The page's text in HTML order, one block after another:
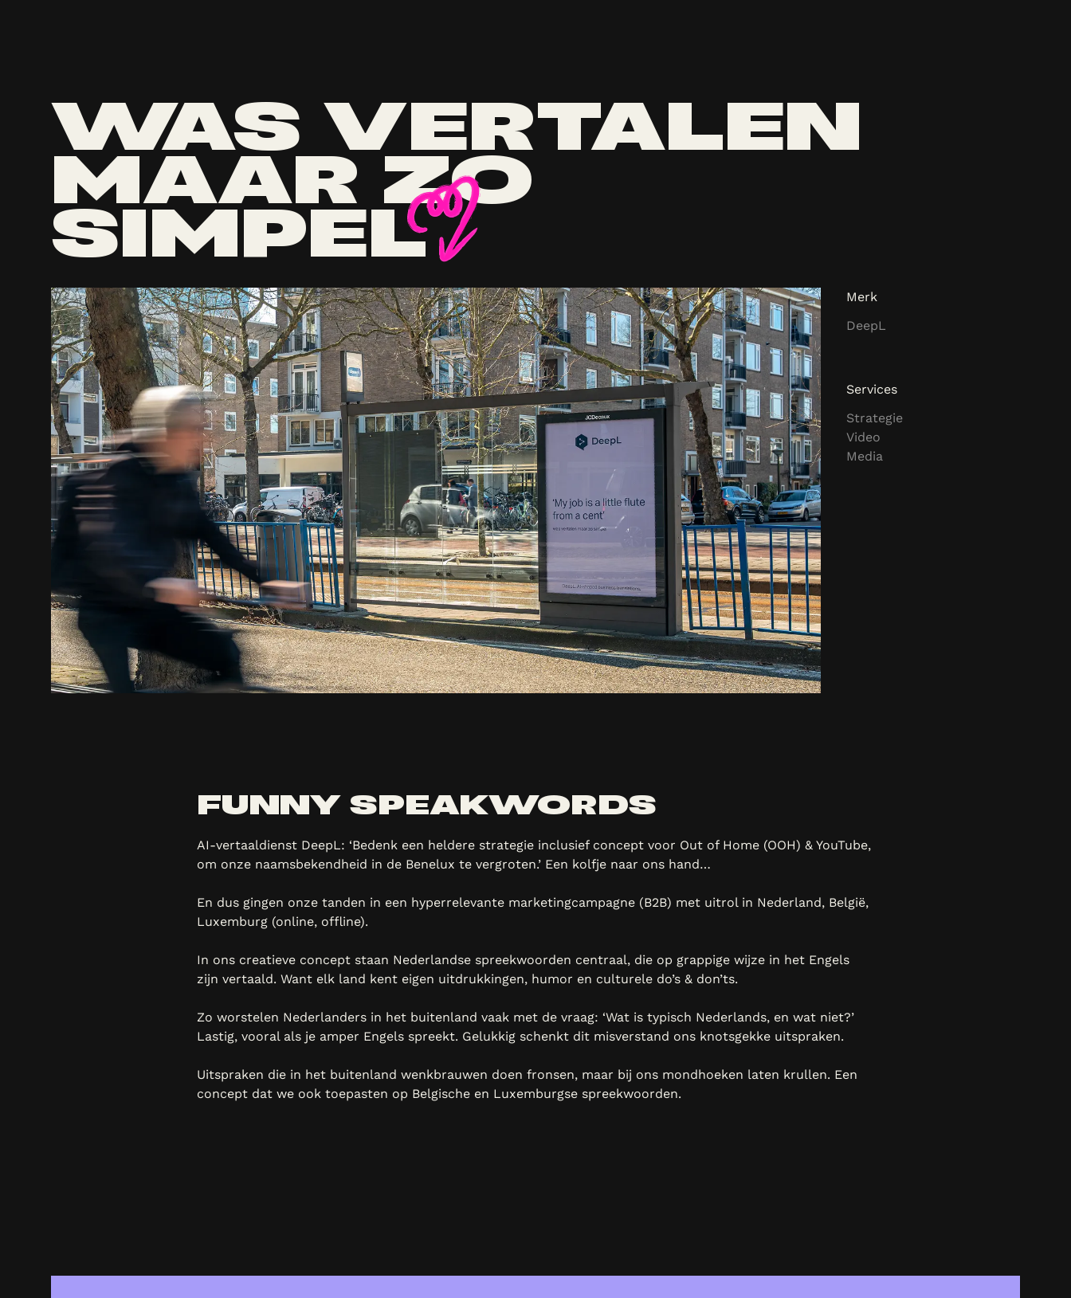
WAS VERTALEN
MAAR ZO
SIMPEL
Merk
DeepL
Services
Strategie
Video
Media
FUNNY SPEAKWORDS
AI-vertaaldienst DeepL: ‘Bedenk een heldere strategie inclusief concept voor Out of Home (OOH) & YouTube,
om onze naamsbekendheid in de Benelux te vergroten.’ Een kolfje naar ons hand…
En dus gingen onze tanden in een hyperrelevante marketingcampagne (B2B) met uitrol in Nederland, België,
Luxemburg (online, offline).
In ons creatieve concept staan Nederlandse spreekwoorden centraal, die op grappige wijze in het Engels
zijn vertaald. Want elk land kent eigen uitdrukkingen, humor en culturele do’s & don’ts.
Zo worstelen Nederlanders in het buitenland vaak met de vraag: ‘Wat is typisch Nederlands, en wat niet?’
Lastig, vooral als je amper Engels spreekt. Gelukkig schenkt dit misverstand ons knotsgekke uitspraken.
Uitspraken die in het buitenland wenkbrauwen doen fronsen, maar bij ons mondhoeken laten krullen. Een
concept dat we ook toepasten op Belgische en Luxemburgse spreekwoorden.